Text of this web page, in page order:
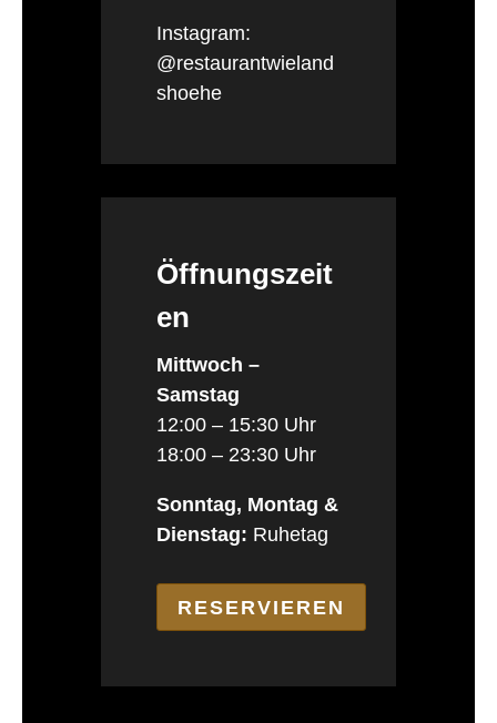
Instagram:
@restaurantwieland
shoehe
Öffnungszeit
en
Mittwoch –
Samstag
12:00 – 15:30 Uhr
18:00 – 23:30 Uhr
Sonntag, Montag &
Dienstag: Ruhetag
RESERVIEREN